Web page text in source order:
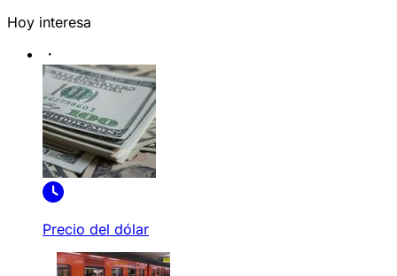
Hoy interesa
Precio del dólar